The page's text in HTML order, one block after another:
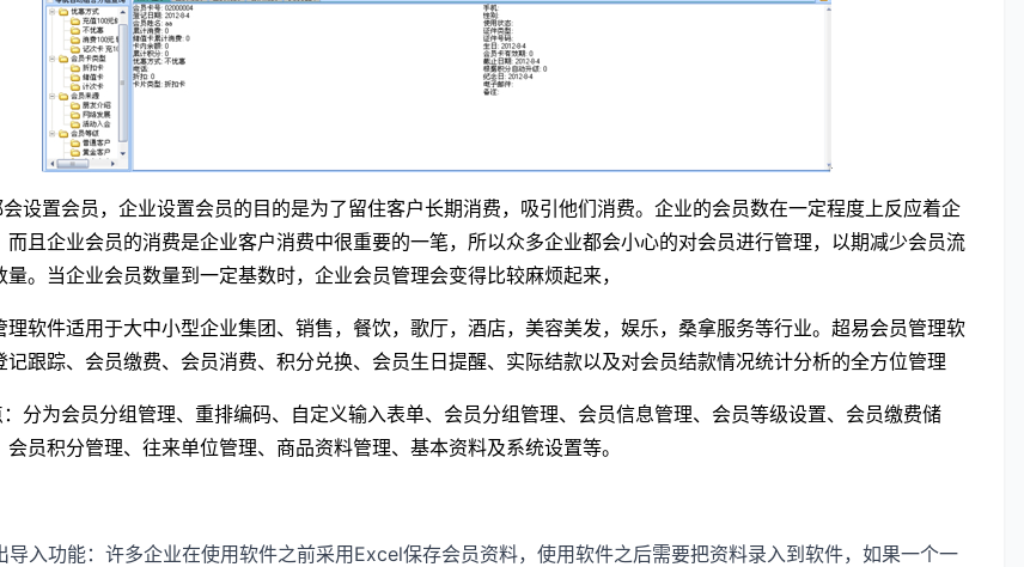
设置会员，企业设置会员的目的是为了留住客户长期消费，吸引他们消费。企业的会员数在一定程度上反应着企
而且企业会员的消费是企业客户消费中很重要的一笔，所以众多企业都会小心的对会员进行管理，以期减少会员流
量。当企业会员数量到一定基数时，企业会员管理会变得比较麻烦起来，
理软件适用于大中小型企业集团、 销售，餐饮，歌厅，酒店，美容美发，娱乐，桑拿服务等行业。 超易会员管理软
记跟踪、会员缴费、会员消费、积分兑换、会员生日提醒、实际结款以及对会员结款情况统计分析的全方位管理
分为会员分组管理、重排编码、自定义输入表单、 会员分组管理、会员信息管理、会员等级设置、会员缴费储
员积分管理、 往来单位管理、商品资料管理、基本资料及系统设置等。
导入功能：许多企业在使用软件之前采用 Excel保存会员资料，使用软件之后需要把资料录入到软件，如果一个一